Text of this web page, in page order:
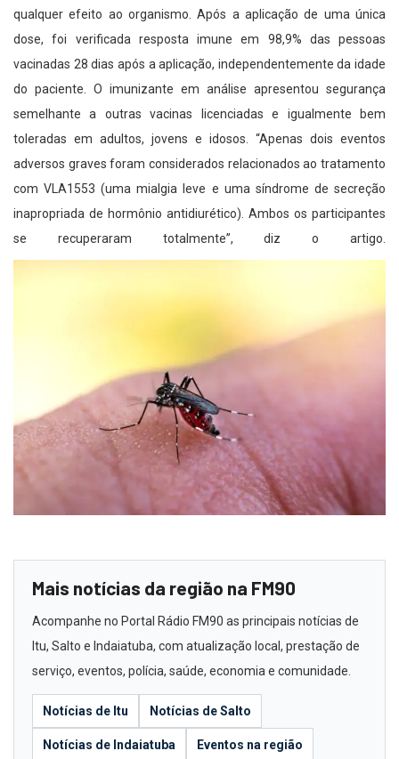
qualquer efeito ao organismo. Após a aplicação de uma única
dose, foi verificada resposta imune em 98,9% das pessoas
vacinadas 28 dias após a aplicação, independentemente da idade
do paciente. O imunizante em análise apresentou segurança
semelhante a outras vacinas licenciadas e igualmente bem
toleradas em adultos, jovens e idosos. “Apenas dois eventos
adversos graves foram considerados relacionados ao tratamento
com VLA1553 (uma mialgia leve e uma síndrome de secreção
inapropriada de hormônio antidiurético). Ambos os participantes
se recuperaram totalmente”, diz o artigo.
Mais notícias da região na FM90
Acompanhe no Portal Rádio FM90 as principais notícias de
Itu, Salto e Indaiatuba, com atualização local, prestação de
serviço, eventos, polícia, saúde, economia e comunidade.
Notícias de Itu Notícias de Salto
Notícias de Indaiatuba Eventos na região